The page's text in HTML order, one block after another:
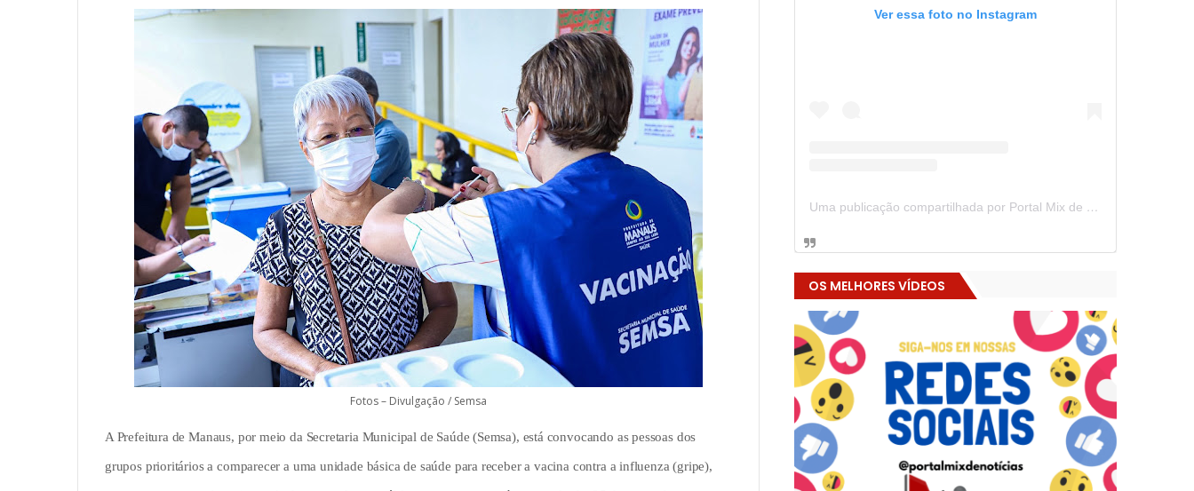
Fotos – Divulgação / Semsa
A Prefeitura de Manaus, por meio da Secretaria Municipal de Saúde (Semsa), está convocando as pessoas dos
grupos prioritários a comparecer a uma unidade básica de saúde para receber a vacina contra a influenza (gripe),
Ver essa foto no Instagram
Uma publicação compartilhada por Portal Mix de Notícias (@portalmixdenoticias)
OS MELHORES VÍDEOS